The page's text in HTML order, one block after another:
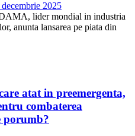
decembrie 2025
lider mondial in industria
anunta lansarea pe piata din
atat in preemergenta,
combaterea
porumb?